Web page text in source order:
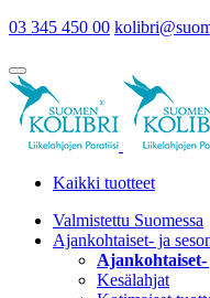
03 345 450 00
Kaikki tuotteet
Valmistettu Suomessa
Ajankohtaiset- ja
Ajankohtaiset-
Kesälahjat